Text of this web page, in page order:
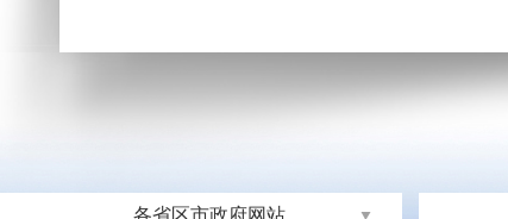
各省区市政府网站